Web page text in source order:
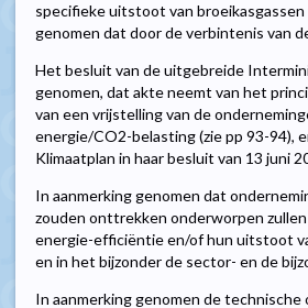
specifieke uitstoot van
genomen dat door de verbintenis van
Het besluit van de uitgebreide
genomen, dat akte neemt van het
van een vrijstelling van de
energie/CO2-belasting (zie pp 93-94),
Klimaatplan in haar besluit van 13 juni
In aanmerking genomen dat
zouden onttrekken onderworpen
energie-efficiëntie en/of hun uitstoot
en in het bijzonder de sector- en de
In aanmerking genomen de